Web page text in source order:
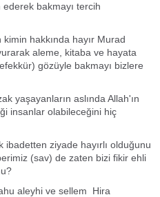
bakmayı tercih
hakkında hayır Murad
aleme, kitaba ve hayata
gözüyle bakmayı bizlere
yaşayanların aslında Allah'ın
insanlar olabileceğini hiç
ziyade hayırlı olduğunu
(sav) de zaten bizi fikir ehli
aleyhi ve sellem Hira